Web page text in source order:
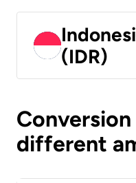
(IDR)
different